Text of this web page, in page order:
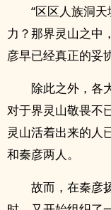
“区区人族洞
力？那界灵山之中
彦早已经真正的妥
除此之外，各
对于界灵山敬畏不
灵山活着出来的人
和秦彦两人。
故而，在秦彦